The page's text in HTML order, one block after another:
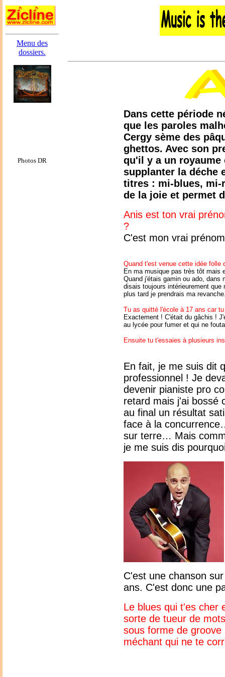
Menu des
dossiers.
Photos DR
Dans cette période
que les paroles
Cergy sème des
ghettos. Avec son
qu'il y a un royaume
supplanter la déche
titres : mi-blues, mi-
de la joie et permet
Anis est ton vrai
?
C'est mon vrai
Quand t'est venue cette idée folle
En ma musique pas très tôt mais
Quand j'étais gamin ou ado, dans
disais toujours intérieurement
plus tard je prendrais ma
Tu as quitté l'école à 17 ans car
Exactement ! C'était du gâchis !
au lycée pour fumer et qui ne
Ensuite tu t'essaies à plusieurs
En fait, je me suis dit
professionnel ! Je
devenir pianiste pro
retard mais j'ai bossé
au final un résultat
face à la
sur terre… Mais
je me suis dis
C'est une chanson
ans. C'est donc une
Le blues qui t'es cher
sorte de tueur de
sous forme de
méchant qui ne te